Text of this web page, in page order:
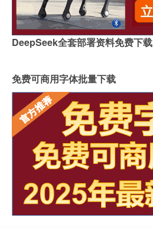
DeepSeek全套部署资料免费下载
免费可商用字体批量下载